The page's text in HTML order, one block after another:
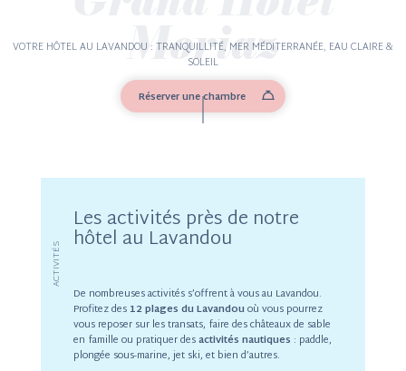
Moriaz
VOTRE HÔTEL AU LAVANDOU : TRANQUILLITÉ, MER MÉDITERRANÉE, EAU CLAIRE &
SOLEIL
Réserver une chambre
ACTIVITÉS
Les activités près de notre
hôtel au Lavandou
De nombreuses activités s’offrent à vous au Lavandou.
Profitez des12 plages du Lavandou où vous pourrez
vous reposer sur les transats, faire des châteaux de sable
en famille ou pratiquer desactivités nautiques : paddle,
plongée sous-marine, jet ski, et bien d’autres.